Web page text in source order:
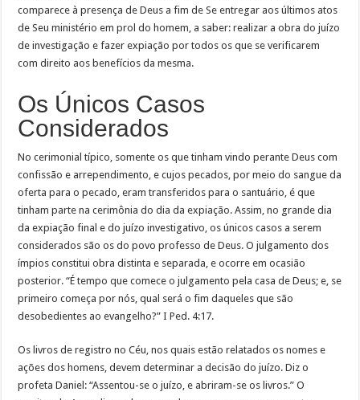
comparece à presença de Deus a fim de Se entregar aos últimos atos
de Seu ministério em prol do homem, a saber: realizar a obra do juízo
de investigação e fazer expiação por todos os que se verificarem
com direito aos benefícios da mesma.
Os Únicos Casos
Considerados
No cerimonial típico, somente os que tinham vindo perante Deus com
confissão e arrependimento, e cujos pecados, por meio do sangue da
oferta para o pecado, eram transferidos para o santuário, é que
tinham parte na cerimônia do dia da expiação. Assim, no grande dia
da expiação final e do juízo investigativo, os únicos casos a serem
considerados são os do povo professo de Deus. O julgamento dos
ímpios constitui obra distinta e separada, e ocorre em ocasião
posterior. “É tempo que comece o julgamento pela casa de Deus; e, se
primeiro começa por nós, qual será o fim daqueles que são
desobedientes ao evangelho?” I Ped. 4:17.
Os livros de registro no Céu, nos quais estão relatados os nomes e
ações dos homens, devem determinar a decisão do juízo. Diz o
profeta Daniel: “Assentou-se o juízo, e abriram-se os livros.” O